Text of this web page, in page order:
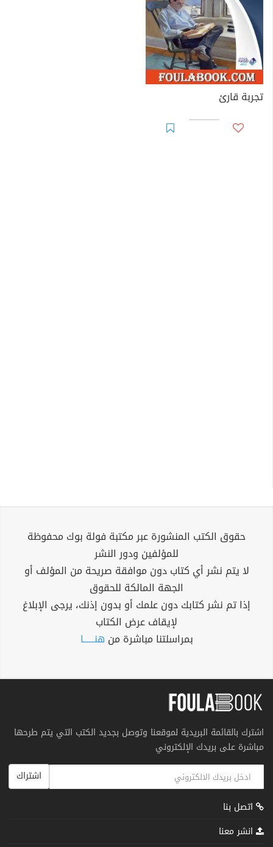
تجربة قارئ
حقوق الكتب المنشورة عبر مكتبة فولة بوك محفوظة
للمؤلفين ودور النشر
لا يتم نشر أي كتاب دون موافقة صريحة من المؤلف أو
الجهة المالكة للحقوق
إذا تم نشر كتابك دون علمك أو بدون إذنك، يرجى الإبلاغ
لإيقاف عرض الكتاب
بمراسلتنا مباشرة من هنــــــا
اشترك بالقائمة البريدية لموقعنا وتوصل بجديد الكتب التي يتم طرحها
مباشرة على بريدك الإلكتروني
اشتراك
اتصل بنا
انشر معنا